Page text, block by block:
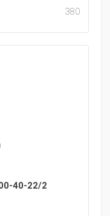
380
40-22/2